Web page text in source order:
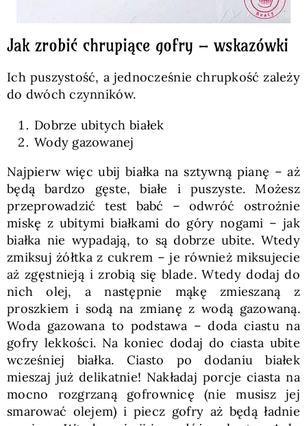
Jak zrobić chrupiące gofry – wskazówki
Ich puszystość, a jednocześnie chrupkość zależy
do dwóch czynników.
Dobrze ubitych białek
Wody gazowanej
Najpierw więc ubij białka na sztywną pianę – aż
będą bardzo gęste, białe i puszyste. Możesz
przeprowadzić test babć – odwróć ostrożnie
miskę z ubitymi białkami do góry nogami – jak
białka nie wypadają, to są dobrze ubite. Wtedy
zmiksuj żółtka z cukrem – je również miksujecie
aż zgęstnieją i zrobią się blade. Wtedy dodaj do
nich olej, a następnie mąkę zmieszaną z
proszkiem i sodą na zmianę z wodą gazowaną.
Woda gazowana to podstawa – doda ciastu na
gofry lekkości. Na koniec dodaj do ciasta ubite
wcześniej białka. Ciasto po dodaniu białek
mieszaj już delikatnie! Nakładaj porcje ciasta na
mocno rozgrzaną gofrownicę (nie musisz jej
smarować olejem) i piecz gofry aż będą ładnie